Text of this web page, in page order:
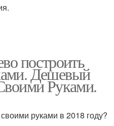
построить
Дешевый
Руками.
руками в 2018 году?